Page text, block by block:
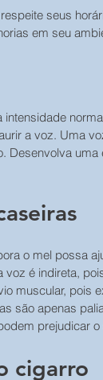
seus
em seu
intensidade
a voz. Uma
Desenvolva
o mel possa
voz é indireta,
muscular, pois
são apenas
prejudicar
cigarro